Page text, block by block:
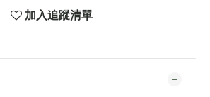
加入追蹤清單